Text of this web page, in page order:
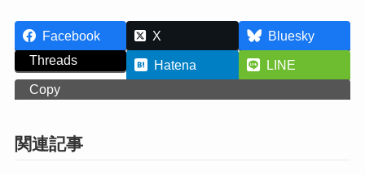
Facebook X
Bluesky
Threads
Hatena
LINE
Copy
関連記事